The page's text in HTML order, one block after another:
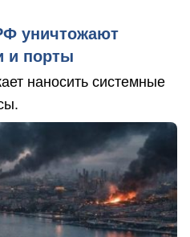
уничтожают
и порты
наносить системные